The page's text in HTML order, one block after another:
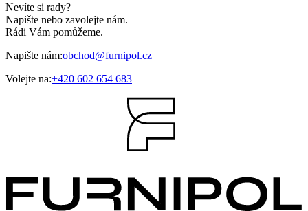
Nevíte si rady?
Napište nebo zavolejte nám.
Rádi Vám pomůžeme.
Napište nám:obchod@furnipol.cz
Volejte na:+420 602 654 683